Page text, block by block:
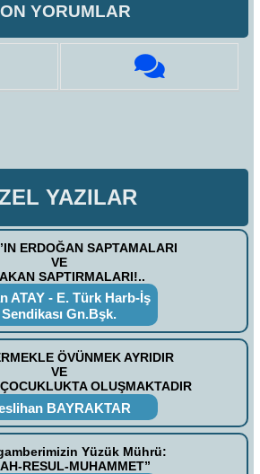
YORUMLAR
YAZILAR
ERDOĞAN SAPTAMALARI
VE
SAPTIRMALARI!..
ATAY - E. Türk Harb-İş
Sendikası Gn.Bşk.
ÖVÜNMEK AYRIDIR
VE
OLUŞMAKTADIR
BAYRAKTAR
Yüzük Mührü:
RESUL-MUHAMMET”